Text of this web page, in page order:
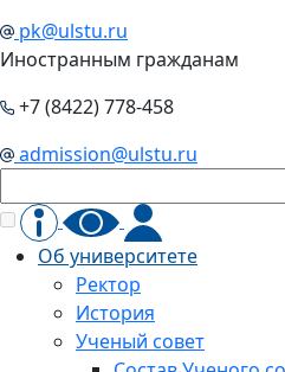
pk@ulstu.ru
Иностранным гражданам
+7 (8422) 778-458
admission@ulstu.ru
Об университете
Ректор
История
Ученый совет